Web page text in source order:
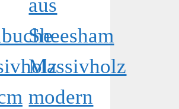
aus
Sheesham
Massivholz
modern